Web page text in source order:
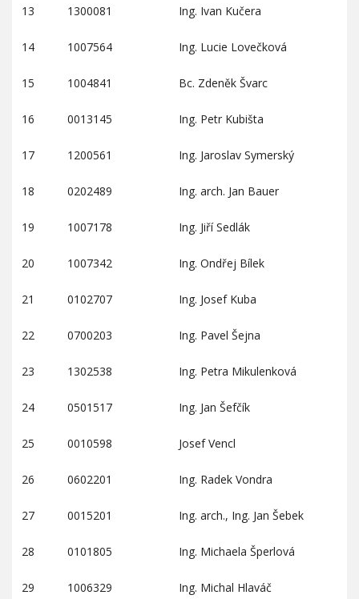
13 1300081 Ing. Ivan Kučera
14 1007564 Ing. Lucie Lovečková
15 1004841 Bc. Zdeněk Švarc
16 0013145 Ing. Petr Kubišta
17 1200561 Ing. Jaroslav Symerský
18 0202489 Ing. arch. Jan Bauer
19 1007178 Ing. Jiří Sedlák
20 1007342 Ing. Ondřej Bílek
21 0102707 Ing. Josef Kuba
22 0700203 Ing. Pavel Šejna
23 1302538 Ing. Petra Mikulenková
24 0501517 Ing. Jan Šefčík
25 0010598 Josef Vencl
26 0602201 Ing. Radek Vondra
27 0015201 Ing. arch., Ing. Jan Šebek
28 0101805 Ing. Michaela Šperlová
29 1006329 Ing. Michal Hlaváč